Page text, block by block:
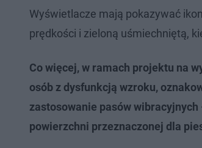
Wyświetlacze mają pokazywać
prędkości i zieloną uśmiechniętą,
Co więcej, w ramach projektu na
osób z dysfunkcją wzroku,
zastosowanie pasów
powierzchni przeznaczonej dla